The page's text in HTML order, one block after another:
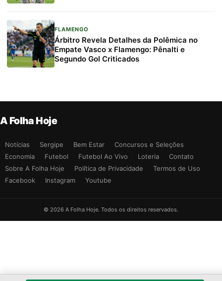
FLAMENGO
Árbitro Revela Detalhes da Polêmica no
Empate Vasco x Flamengo: Pênalti e
Segundo Gol Criticados
A Folha Hoje
Notícias Sergipe Bem Estar
Concursos e Seleções
Economia
Futebol Futebol Ao Vivo Loteria
Contato
Sobre A Folha Hoje
Política de Privacidade
Termos de Uso
Facebook
Instagram Youtube
© 2026 A Folha Hoje. Todos os direitos reservados.